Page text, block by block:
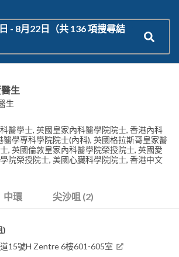
- 8月22日 （共 136項搜尋結
生
生
醫學士, 英國皇家內科醫學院院士, 香港內科
醫學專科學院院士(內科), 英國格拉斯哥皇家醫
, 英國倫敦皇家內科醫學院榮授院士, 英國愛
院榮授院士, 美國心臟科學院院士, 香港中文
中環 尖沙咀 (2)
)
15號H Zentre 6樓601-605室